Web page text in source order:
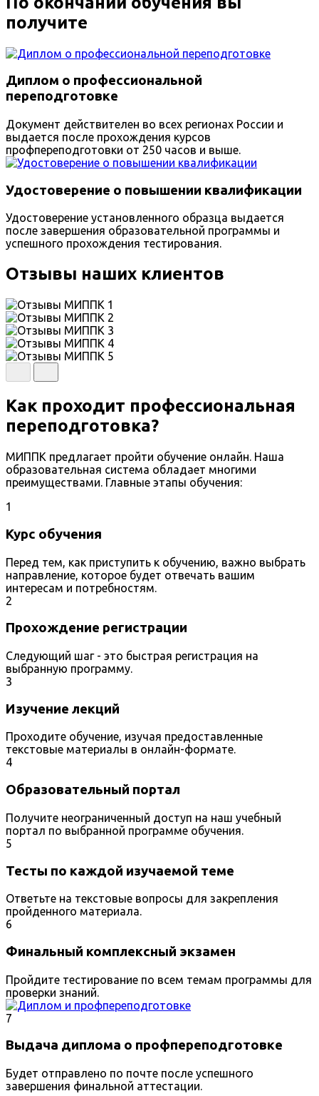
получите
Диплом о профессиональной
переподготовке
Документ действителен во всех регионах России и
выдается после прохождения курсов
профпереподготовки от 250 часов и выше.
Удостоверение о повышении квалификации
Удостоверение установленного образца выдается
после завершения образовательной программы и
успешного прохождения тестирования.
Отзывы наших клиентов
Как проходит профессиональная
переподготовка?
МИППК предлагает пройти обучение онлайн. Наша
образовательная система обладает многими
преимуществами. Главные этапы обучения:
1
Курс обучения
Перед тем, как приступить к обучению, важно выбрать
направление, которое будет отвечать вашим
интересам и потребностям.
2
Прохождение регистрации
Следующий шаг - это быстрая регистрация на
выбранную программу.
3
Изучение лекций
Проходите обучение, изучая предоставленные
текстовые материалы в онлайн-формате.
4
Образовательный портал
Получите неограниченный доступ на наш учебный
портал по выбранной программе обучения.
5
Тесты по каждой изучаемой теме
Ответьте на текстовые вопросы для закрепления
пройденного материала.
6
Финальный комплексный экзамен
Пройдите тестирование по всем темам программы для
проверки знаний.
7
Выдача диплома о профпереподготовке
Будет отправлено по почте после успешного
завершения финальной аттестации.